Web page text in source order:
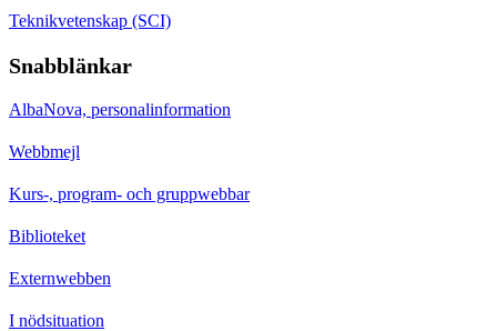
Teknikvetenskap (SCI)
Snabblänkar
AlbaNova, personalinformation
Webbmejl
Kurs-, program- och gruppwebbar
Biblioteket
Externwebben
I nödsituation